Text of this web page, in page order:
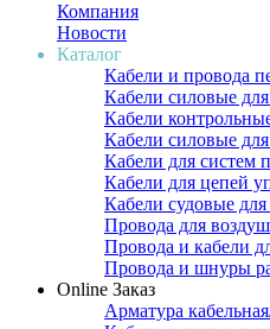
Компания
Новости
Каталог
Кабели и провода
Кабели силовые
Кабели
Кабели силовые
Кабели для систем
Кабели для цепей
Кабели судовые
Провода для
Провода и кабели
Провода и шнуры
Online Заказ
Арматура